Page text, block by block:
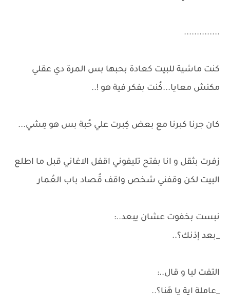
..............
كنت ماشية للبيت كعادة بحبها بس المرة دي عقلي
مكنش معايا...كُنت بفكر فية هو !..
كان جرنا كبرنا مع بعض كِبرت علي حُبة بس هو مِشي...
زفرت بثقل و انا بفتح تليفوني اقفل الاغاني قبل ما اطلع
البيت لكن وقفني شخص واقف قُصاد باب العُمار
نبست بخفوت عشان يبعد..:
_بعد إذنك؟..
التفت ليا و قال..:
_عاملة اية يا هَنا؟..